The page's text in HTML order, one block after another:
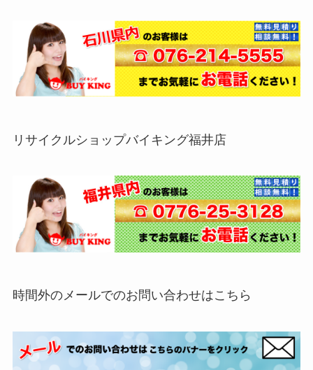
リサイクルショップバイキング福井店
時間外のメールでのお問い合わせはこちら